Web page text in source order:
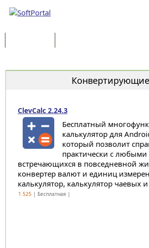
Конвертирующие
ClevCalc 2.24.3
Бесплатный
калькулятор для
который позволит
практически с любыми
встречающихся в повседневной
конвертер валют и единиц
калькулятор, калькулятор чаевых
1 525| Бесплатная |